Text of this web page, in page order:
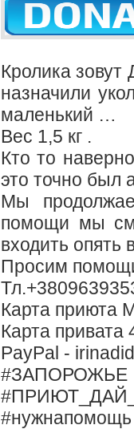
Кролика
назначили
маленький …
Вес 1,5 кг .
Кто то
это точно был
Мы
помощи мы
входить опять
Просим
Карта приюта
Карта
PayPal -
#ЗАПОРОЖЬЕ
#нужнапомощь